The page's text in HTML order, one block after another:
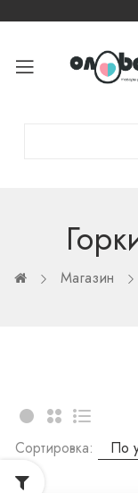
Магазин
Сортировка: